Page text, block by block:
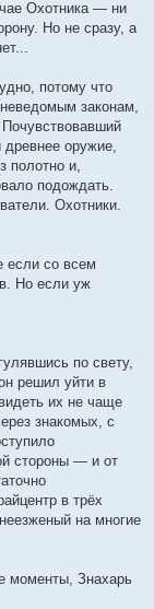
Охотника — ни
Но не сразу, а
потому что
законам,
древнее оружие,
полотно и,
подождать.
Охотники.
если со всем
Но если уж
по свету,
решил уйти в
их не чаще
знакомых, с
стороны — и от
в трёх
на многие
моменты, Знахарь